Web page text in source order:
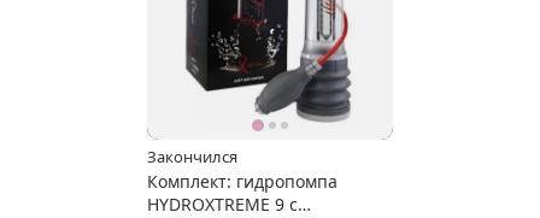
Закончился
Комплект: гидропомпа
HYDROXTREME 9 с